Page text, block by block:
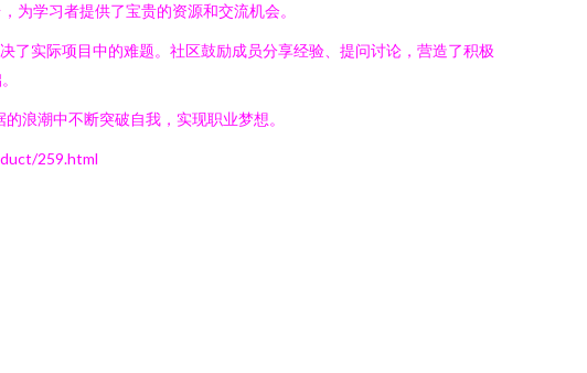
为学习者提供了宝贵的资源和交流机会。
实际项目中的难题。社区鼓励成员分享经验、提问讨论，营造了积极
浪潮中不断突破自我，实现职业梦想。
259.html